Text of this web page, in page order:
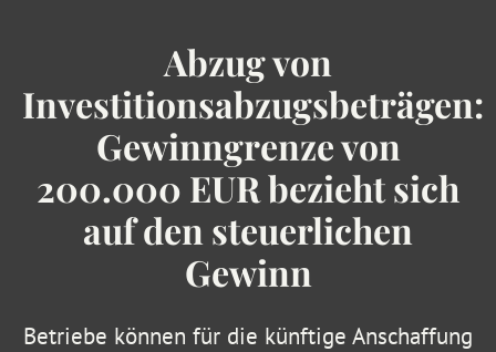
Abzug von
Investitionsabzugsbeträgen:
Gewinngrenze von
200.000 EUR bezieht sich
auf den steuerlichen
Gewinn
Betriebe können für die künftige Anschaffung